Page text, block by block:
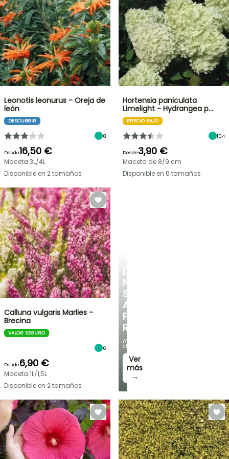
OFERTA
RELÁMPAGO
¡HASTA
UN
30
DESCUBRE
NUESTRA
SELECCIÓN
A
PRECIOS
REDUCIDOS
¡Y
ahorra!
Ver
más
→
Leonotis leonurus - Oreja de
león
DESCUBRIR
8
Desde16,50 €
Maceta 3L/4L
Disponible en 2 tamaños
Hortensia paniculata
Limelight - Hydrangea p…
PRECIO BAJO
104
Desde3,90 €
Maceta de 8/9 cm
Disponible en 6 tamaños
Calluna vulgaris Marlies -
Brecina
VALOR SEGURO
6
Desde6,90 €
Maceta 1L/1,5L
Disponible en 2 tamaños